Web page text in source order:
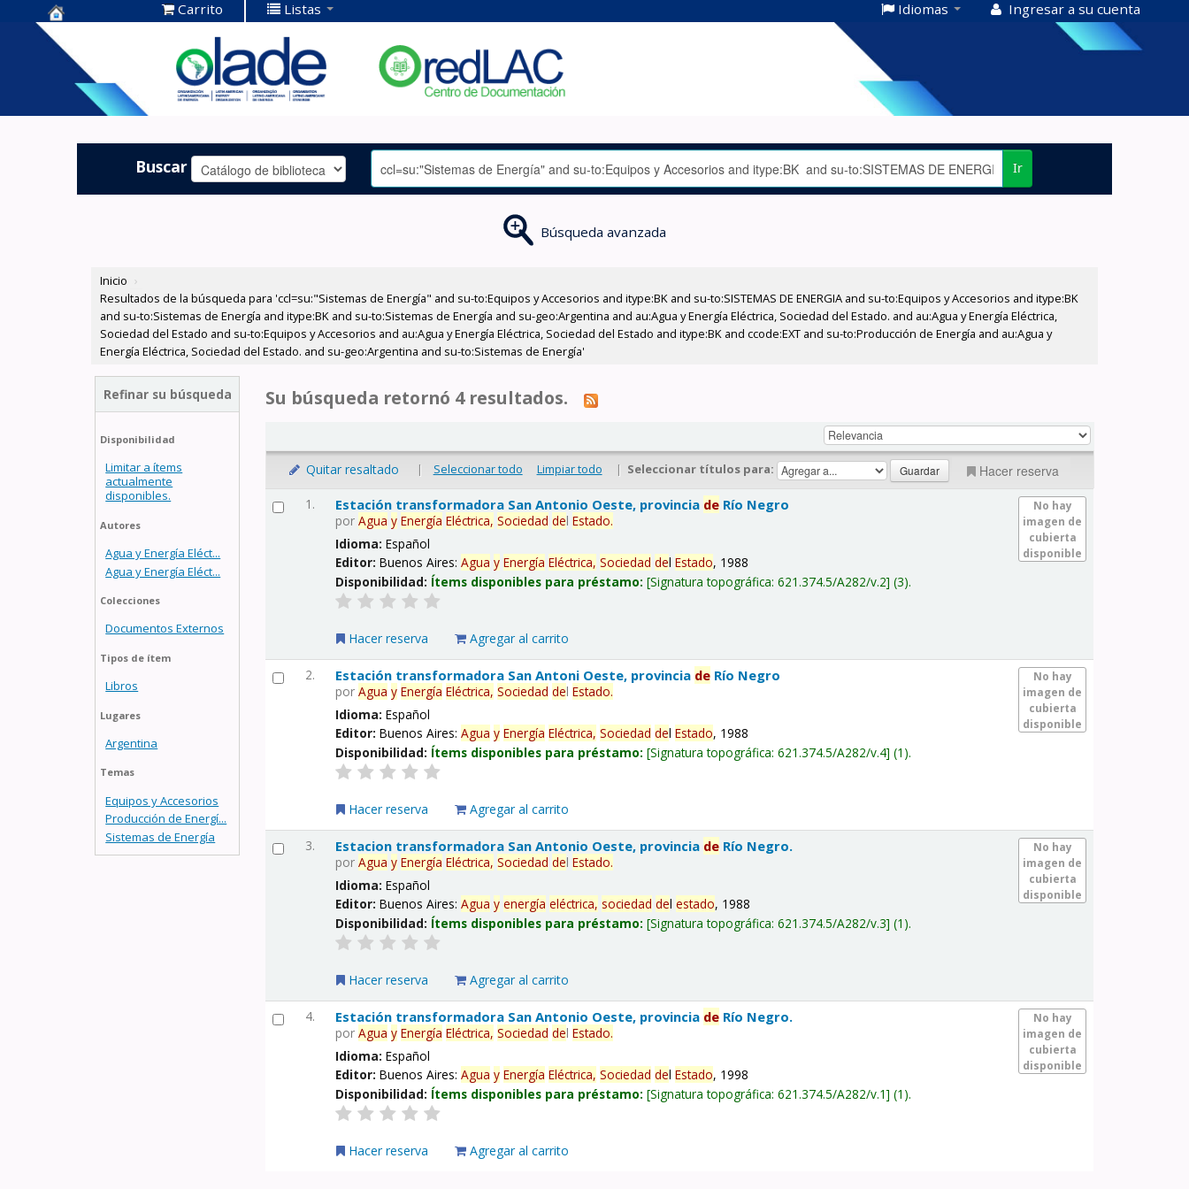
Centro de
Documentación
OLADE -
Carrito Listas Idiomas Ingresar a su cuenta
Buscar Ir
Búsqueda avanzada
Inicio ›
Resultados de la búsqueda para 'ccl=su:"Sistemas de Energía" and su-to:Equipos y Accesorios and itype:BK and su-to:SISTEMAS DE ENERGIA and su-to:Equipos y Accesorios and itype:BK
and su-to:Sistemas de Energía and itype:BK and su-to:Sistemas de Energía and su-geo:Argentina and au:Agua y Energía Eléctrica, Sociedad del Estado. and au:Agua y Energía Eléctrica,
Sociedad del Estado and su-to:Equipos y Accesorios and au:Agua y Energía Eléctrica, Sociedad del Estado and itype:BK and ccode:EXT and su-to:Producción de Energía and au:Agua y
Energía Eléctrica, Sociedad del Estado. and su-geo:Argentina and su-to:Sistemas de Energía'
Refinar su búsqueda
Disponibilidad
Limitar a ítems
actualmente
disponibles.
Autores
Agua y Energía Eléct...
Agua y Energía Eléct...
Colecciones
Documentos Externos
Tipos de ítem
Libros
Lugares
Argentina
Temas
Equipos y Accesorios
Producción de Energí...
Sistemas de Energía
Su búsqueda retornó 4 resultados.
Quitar resaltado | Seleccionar todo Limpiar todo | Seleccionar títulos para: Hacer reserva
1.
No hay
imagen de
cubierta
disponible
Estación transformadora San Antonio Oeste, provincia de Río Negro
porAgua y Energía Eléctrica, Sociedad delEstado.
Idioma:Español
Editor:Buenos Aires:Agua y Energía Eléctrica, Sociedad delEstado, 1988
Disponibilidad: Ítems disponibles para préstamo: Signatura topográfica:621.374.5/A282/v.2 (3).
Hacer reserva Agregar al carrito
2.
No hay
imagen de
cubierta
disponible
Estación transformadora San Antoni Oeste, provincia de Río Negro
porAgua y Energía Eléctrica, Sociedad delEstado.
Idioma:Español
Editor:Buenos Aires:Agua y Energía Eléctrica, Sociedad delEstado, 1988
Disponibilidad: Ítems disponibles para préstamo: Signatura topográfica:621.374.5/A282/v.4 (1).
Hacer reserva Agregar al carrito
3.
No hay
imagen de
cubierta
disponible
Estacion transformadora San Antonio Oeste, provincia de Río Negro.
porAgua y Energía Eléctrica, Sociedad delEstado.
Idioma:Español
Editor:Buenos Aires:Agua y energía eléctrica, sociedad delestado, 1988
Disponibilidad: Ítems disponibles para préstamo: Signatura topográfica:621.374.5/A282/v.3 (1).
Hacer reserva Agregar al carrito
4.
No hay
imagen de
cubierta
disponible
Estación transformadora San Antonio Oeste, provincia de Río Negro.
porAgua y Energía Eléctrica, Sociedad delEstado.
Idioma:Español
Editor:Buenos Aires:Agua y Energía Eléctrica, Sociedad delEstado, 1998
Disponibilidad: Ítems disponibles para préstamo: Signatura topográfica:621.374.5/A282/v.1 (1).
Hacer reserva Agregar al carrito